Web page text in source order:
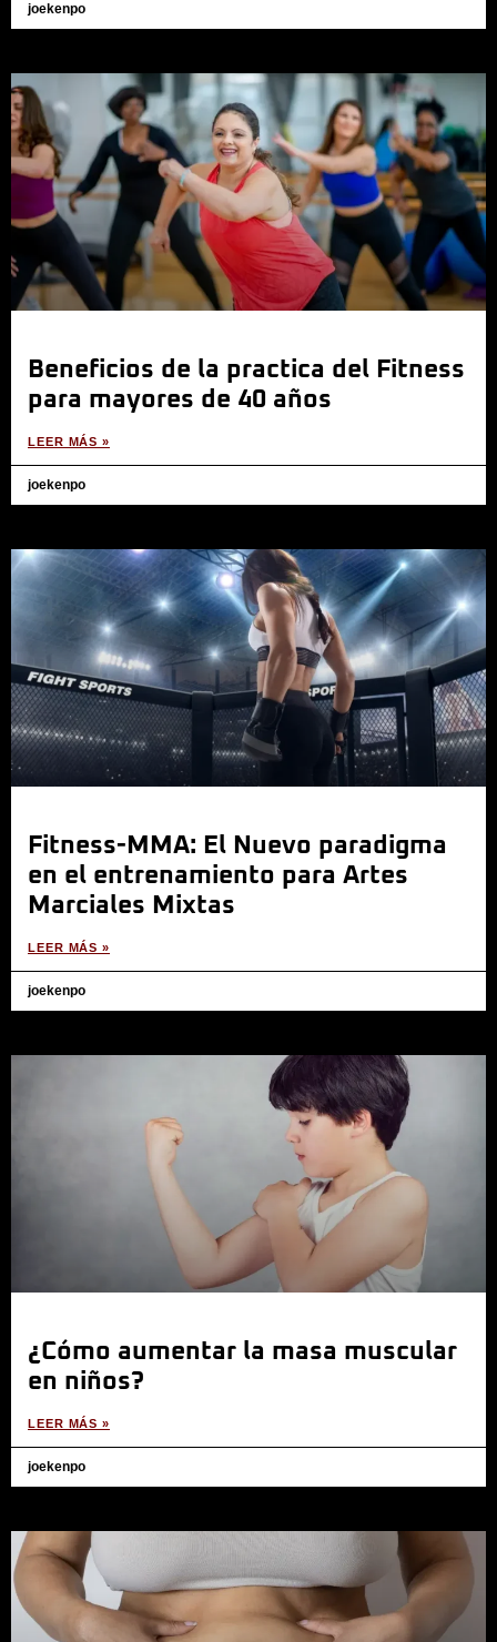
joekenpo
Beneficios de la practica del Fitness
para mayores de 40 años
LEER MÁS »
joekenpo
Fitness-MMA: El Nuevo paradigma
en el entrenamiento para Artes
Marciales Mixtas
LEER MÁS »
joekenpo
¿Cómo aumentar la masa muscular
en niños?
LEER MÁS »
joekenpo